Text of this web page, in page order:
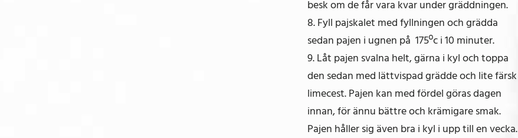
besk om de får vara kvar under gräddningen.
8. Fyll pajskalet med fyllningen och grädda
sedan pajen i ugnen på 175ºc i 10 minuter.
9. Låt pajen svalna helt, gärna i kyl och toppa
den sedan med lättvispad grädde och lite färsk
limecest. Pajen kan med fördel göras dagen
innan, för ännu bättre och krämigare smak.
Pajen håller sig även bra i kyl i upp till en vecka.